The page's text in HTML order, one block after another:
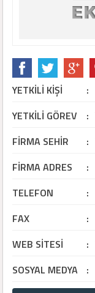
YETKİLİ KİŞİ :
YETKİLİ GÖREV :
FİRMA SEHİR :
FİRMA ADRES :
TELEFON :
FAX :
WEB SİTESİ :
SOSYAL MEDYA :